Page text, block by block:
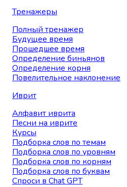
Тренажеры
Полный тренажер
Будущее время
Прошедшее время
Определение биньянов
Определение корня
Повелительное наклонение
Иврит
Алфавит иврита
Песни на иврите
Курсы
Подборка слов по темам
Подборка слов по уровням
Подборка слов по корням
Подборка слов по буквам
Спроси в Chat GPT